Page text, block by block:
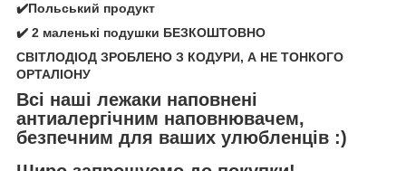
✔️Польський продукт
✔️ 2 маленькі подушки БЕЗКОШТОВНО
СВІТЛОДІОД ЗРОБЛЕНО З КОДУРИ, А НЕ ТОНКОГО
ОРТАЛІОНУ
Всі наші лежаки наповнені
антиалергічним наповнювачем,
безпечним для ваших улюбленців :)